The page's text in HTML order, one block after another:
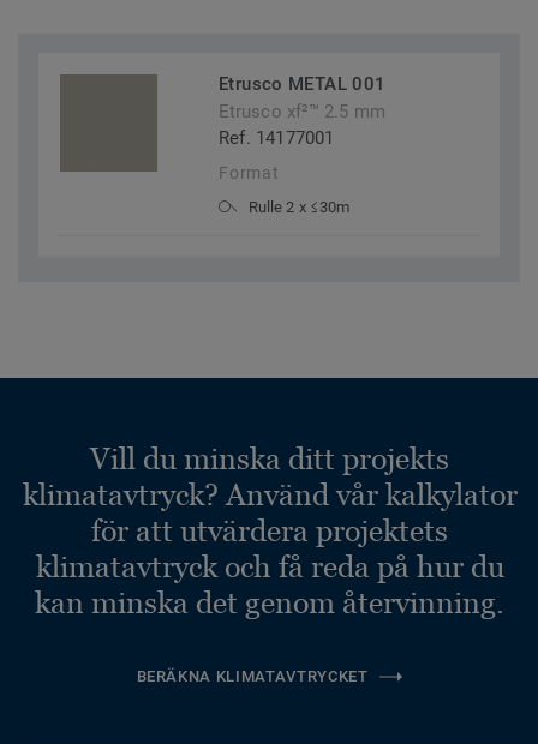
Etrusco METAL 001
Etrusco xf²™ 2.5 mm
Ref. 14177001
Format
Rulle 2 x ≤30m
Vill du minska ditt projekts
klimatavtryck? Använd vår kalkylator
för att utvärdera projektets
klimatavtryck och få reda på hur du
kan minska det genom återvinning.
BERÄKNA KLIMATAVTRYCKET